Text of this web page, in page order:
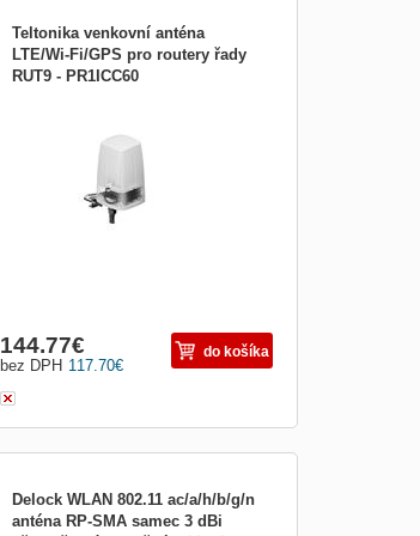
Teltonika venkovní anténa
LTE/Wi-Fi/GPS pro routery řady
RUT9 - PR1ICC60
Všesměrový Dosah Max 4,5 dBi VSWR <
2,50 Impedance 50 Ohm Typ a počet
117.70€
bez DPH
144.77€ do košíka
Delock WLAN 802.11 ac/a/h/b/g/n
anténa RP-SMA samec 3 dBi